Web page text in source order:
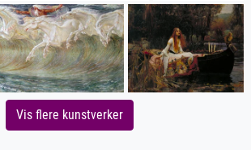
Vis flere kunstverker